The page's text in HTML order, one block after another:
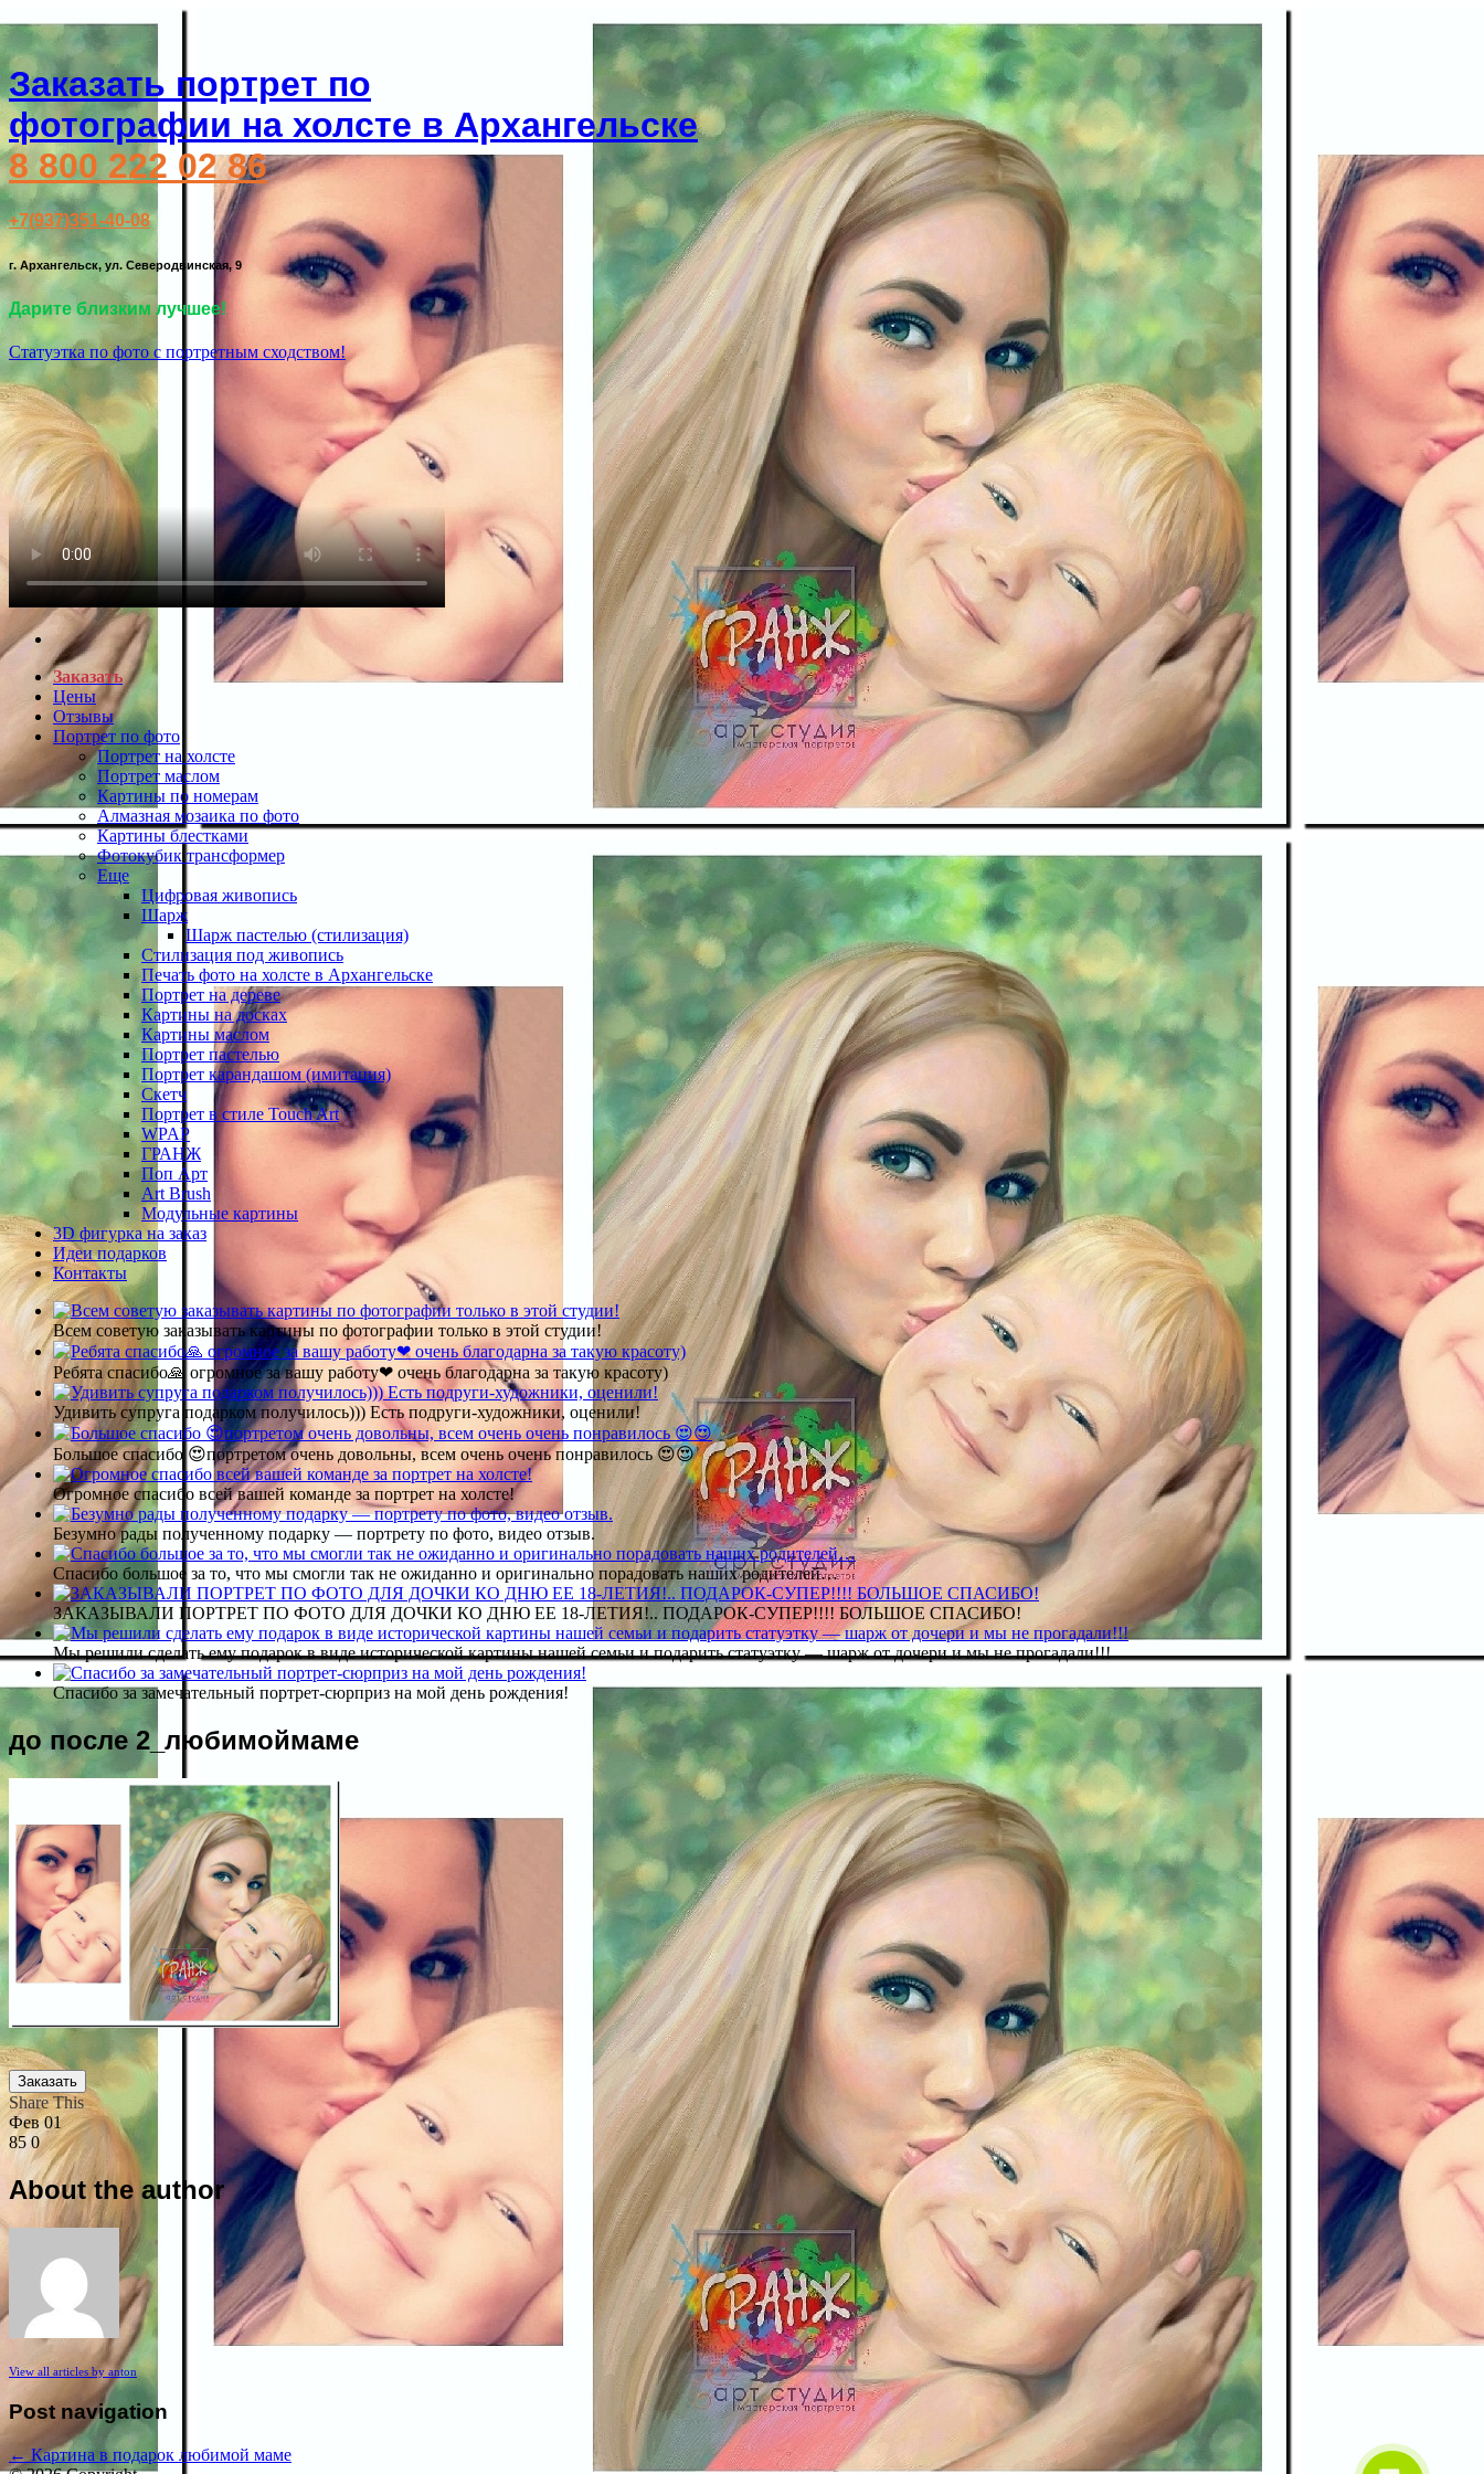
Заказать портрет по
фотографии на холсте в Архангельске
8 800 222 02 86
+7(937)351-40-08
г. Архангельск, ул. Северодвинская, 9
Дарите близким лучшее!
Статуэтка по фото с портретным сходством!
Заказать
Цены
Отзывы
Портрет по фото
Портрет на холсте
Портрет маслом
Картины по номерам
Алмазная мозаика по фото
Картины блестками
Фотокубик трансформер
Еще
Цифровая живопись
Шарж
Шарж пастелью (стилизация)
Стилизация под живопись
Печать фото на холсте в Архангельске
Портрет на дереве
Картины на досках
Картины маслом
Портрет пастелью
Портрет карандашом (имитация)
Скетч
Портрет в стиле Touch Art
WPAP
ГРАНЖ
Поп Арт
Art Brush
Модульные картины
3D фигурка на заказ
Идеи подарков
Контакты
Всем советую заказывать картины по фотографии только в этой студии!
Ребята спасибо🙏 огромное за вашу работу❤ очень благодарна за такую красоту)
Удивить супруга подарком получилось))) Есть подруги-художники, оценили!
Большое спасибо 😍портретом очень довольны, всем очень очень понравилось 😍😍
Огромное спасибо всей вашей команде за портрет на холсте!
Безумно рады полученному подарку — портрету по фото, видео отзыв.
Спасибо большое за то, что мы смогли так не ожиданно и оригинально порадовать наших родителей…
ЗАКАЗЫВАЛИ ПОРТРЕТ ПО ФОТО ДЛЯ ДОЧКИ КО ДНЮ ЕЕ 18-ЛЕТИЯ!.. ПОДАРОК-СУПЕР!!!! БОЛЬШОЕ СПАСИБО!
Мы решили сделать ему подарок в виде исторической картины нашей семьи и подарить статуэтку — шарж от дочери и мы не прогадали!!!
Спасибо за замечательный портрет-сюрприз на мой день рождения!
до после 2_любимоймаме
Заказать
Share This
Фев 01
850
About the author
View all articles by anton
Post navigation
← Картина в подарок любимой маме